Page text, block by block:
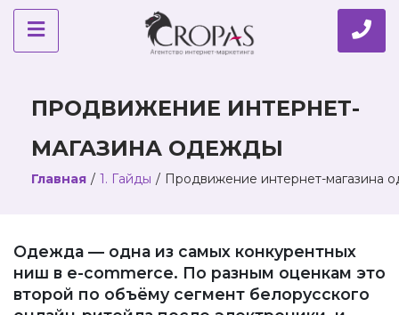
ПРОДВИЖЕНИЕ ИНТЕРНЕТ-
МАГАЗИНА ОДЕЖДЫ
Главная / 1. Гайды / Продвижение интернет-магазина
Одежда — одна из самых конкурентных
ниш в e-commerce. По разным оценкам это
второй по объёму сегмент белорусского